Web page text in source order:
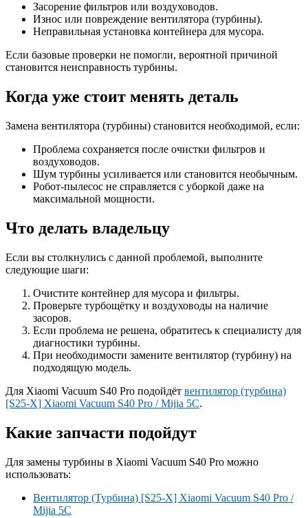
Засорение фильтров или воздуховодов.
Износ или повреждение вентилятора (турбины).
Неправильная установка контейнера для мусора.
Если базовые проверки не помогли, вероятной причиной
становится неисправность турбины.
Когда уже стоит менять деталь
Замена вентилятора (турбины) становится необходимой, если:
Проблема сохраняется после очистки фильтров и
воздуховодов.
Шум турбины усиливается или становится необычным.
Робот-пылесос не справляется с уборкой даже на
максимальной мощности.
Что делать владельцу
Если вы столкнулись с данной проблемой, выполните
следующие шаги:
Очистите контейнер для мусора и фильтры.
Проверьте турбощётку и воздуховоды на наличие
засоров.
Если проблема не решена, обратитесь к специалисту для
диагностики турбины.
При необходимости замените вентилятор (турбину) на
подходящую модель.
Для Xiaomi Vacuum S40 Pro подойдёт вентилятор (турбина)
[S25-X] Xiaomi Vacuum S40 Pro / Mijia 5C.
Какие запчасти подойдут
Для замены турбины в Xiaomi Vacuum S40 Pro можно
использовать:
Вентилятор (Турбина) [S25-X] Xiaomi Vacuum S40 Pro /
Mijia 5C